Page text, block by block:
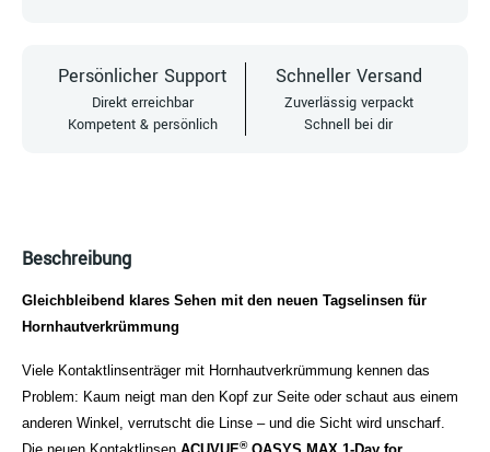
Persönlicher Support
Direkt erreichbar
Kompetent & persönlich
Schneller Versand
Zuverlässig verpackt
Schnell bei dir
Beschreibung
Gleichbleibend klares Sehen mit den neuen Tagselinsen für
Hornhautverkrümmung
Viele Kontaktlinsenträger mit Hornhautverkrümmung kennen das
Problem: Kaum neigt man den Kopf zur Seite oder schaut aus einem
anderen Winkel, verrutscht die Linse – und die Sicht wird unscharf.
®